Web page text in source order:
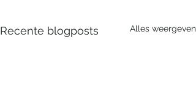
Recente blogposts Alles weergeven